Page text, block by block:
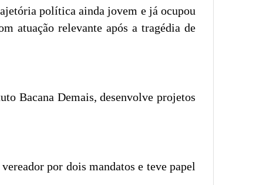
política ainda jovem e já ocupou
atuação relevante após a tragédia de
Bacana Demais, desenvolve projetos
por dois mandatos e teve papel